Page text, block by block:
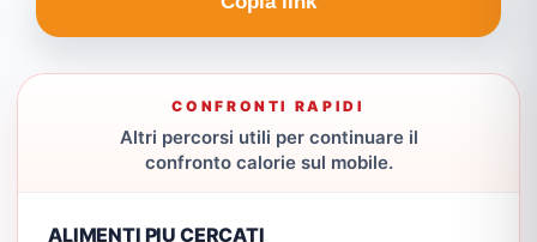
CONFRONTI RAPIDI
Altri percorsi utili per continuare il
confronto calorie sul mobile.
ALIMENTI PIU CERCATI